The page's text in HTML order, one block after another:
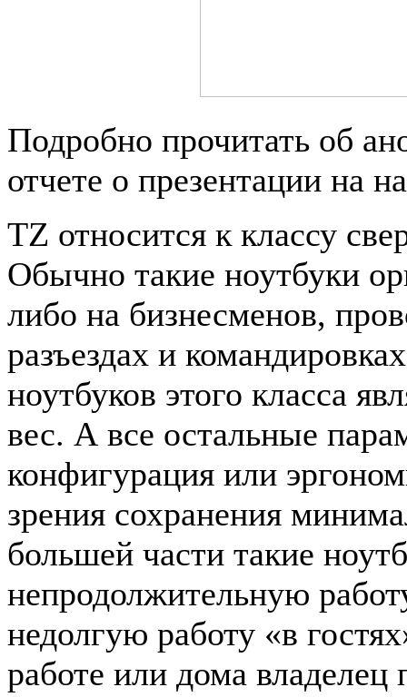
Подробно прочитать об
отчете о презентации на
TZ относится к классу
Обычно такие ноутбуки
либо на бизнесменов,
разъездах и
ноутбуков этого класса
вес. А все остальные
конфигурация или
зрения сохранения
большей части такие
непродолжительную
недолгую работу «в
работе или дома владелец